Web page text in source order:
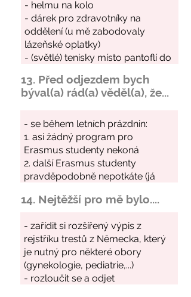
13. Před odjezdem bych
býval(a) rád(a) věděl(a), že...
14. Nejtěžší pro mě bylo....